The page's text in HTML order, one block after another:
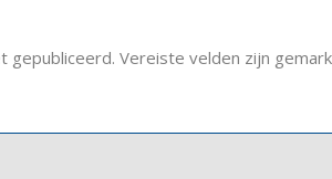
gepubliceerd. Vereiste velden zijn